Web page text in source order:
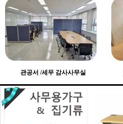
관공서 /세무 감사사무실